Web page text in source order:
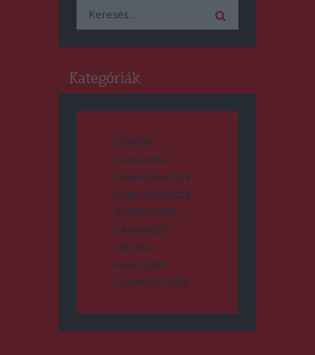
Keresés:
Kategóriák
CSÍKSZÉK
DUMA DUBA
DUMA DUBA 2024
DUMA DUBA 2026
GYERGYÓSZÉK
HÁROMSZÉK
HÍRLISTA
MAROSSZÉK
UDVARHELYSZÉK